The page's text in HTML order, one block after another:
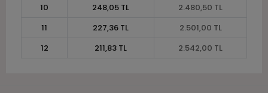
10
248,05 TL
2.480,50 TL
11
227,36 TL
2.501,00 TL
12
211,83 TL 2.542,00 TL